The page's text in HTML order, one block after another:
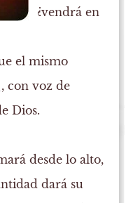
¿vendrá en
el mismo
con voz de
Dios.
desde lo alto,
dará su